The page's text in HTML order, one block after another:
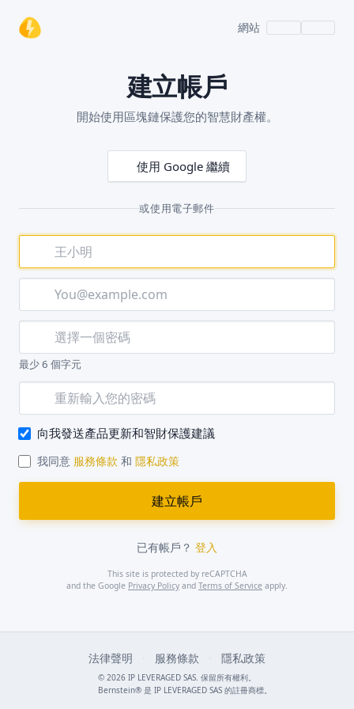
網站
建立帳戶
開始使用區塊鏈保護您的智慧財產權。
使用 Google 繼續
或使用電子郵件
最少 6 個字元
向我發送產品更新和智財保護建議
我同意 服務條款 和 隱私政策
已有帳戶？ 登入
This site is protected by reCAPTCHA
and the Google Privacy Policy and Terms of Service apply.
© 2026 IP LEVERAGED SAS. 保留所有權利。
Bernstein® 是 IP LEVERAGED SAS 的註冊商標。
法律聲明 服務條款 隱私政策